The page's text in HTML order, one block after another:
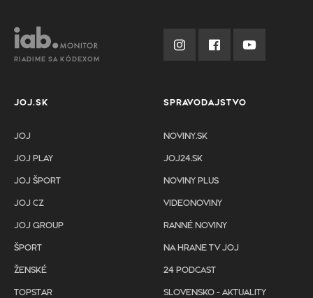
RIADIME SA KÓDEXOM
JOJ.SK
JOJ
JOJ PLAY
JOJ ŠPORT
JOJ CZ
JOJ GROUP
ŠPORT
ŽENSKÉ
TOPSTAR
SPRAVODAJSTVO
NOVINY.SK
JOJ24.SK
NOVINY PLUS
VIDEONOVINY
RANNÉ NOVINY
NA HRANE TV JOJ
24 PODCAST
SLOVENSKO - AKTUALITY